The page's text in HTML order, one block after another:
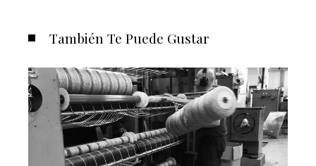
También Te Puede Gustar